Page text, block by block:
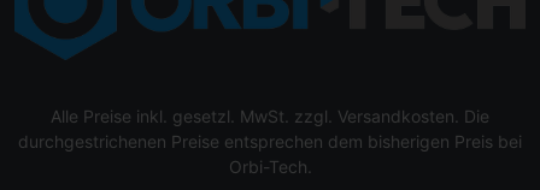
Alle Preise inkl. gesetzl. MwSt. zzgl. Versandkosten. Die
durchgestrichenen Preise entsprechen dem bisherigen Preis bei
Orbi-Tech.